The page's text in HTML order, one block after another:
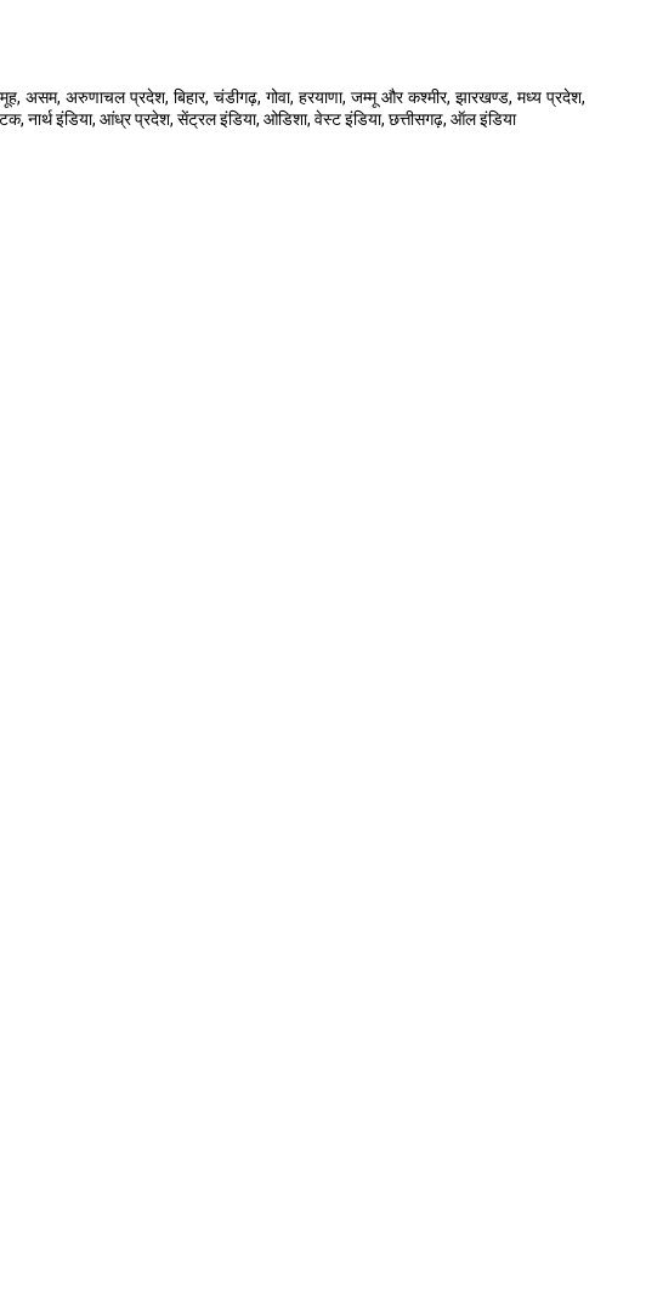
असम, अरुणाचल प्रदेश, बिहार, चंडीगढ़, गोवा, हरयाणा, जम्मू और कश्मीर, झारखण्ड, मध्य प्रदेश,
नार्थ इंडिया, आंध्र प्रदेश, सेंट्रल इंडिया, ओडिशा, वेस्ट इंडिया, छत्तीसगढ़, ऑल इंडिया